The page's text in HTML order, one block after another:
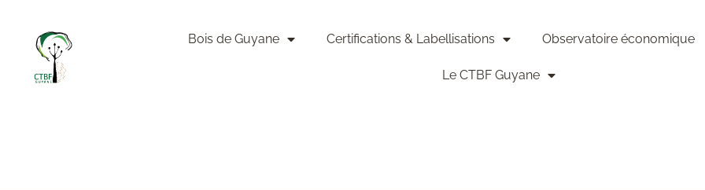
Bois de Guyane Certifications & Labellisations Observatoire économique
Le CTBF Guyane